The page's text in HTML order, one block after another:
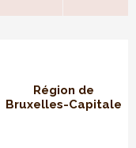
Région de
Bruxelles-Capitale